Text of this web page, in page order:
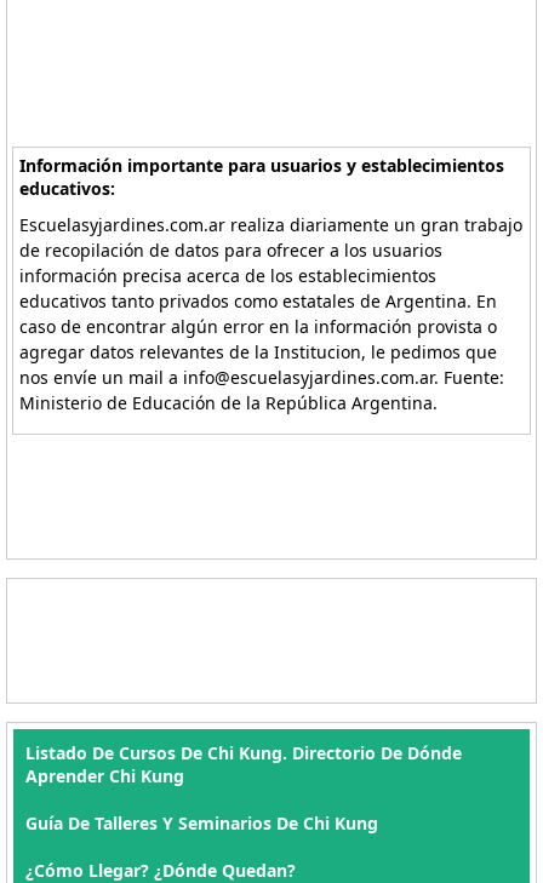
Información importante para usuarios y establecimientos
educativos:
Escuelasyjardines.com.ar realiza diariamente un gran trabajo
de recopilación de datos para ofrecer a los usuarios
información precisa acerca de los establecimientos
educativos tanto privados como estatales de Argentina. En
caso de encontrar algún error en la información provista o
agregar datos relevantes de la Institucion, le pedimos que
nos envíe un mail a info@escuelasyjardines.com.ar. Fuente:
Ministerio de Educación de la República Argentina.
Listado De Cursos De Chi Kung. Directorio De Dónde
Aprender Chi Kung
Guía De Talleres Y Seminarios De Chi Kung
¿Cómo Llegar? ¿Dónde Quedan?